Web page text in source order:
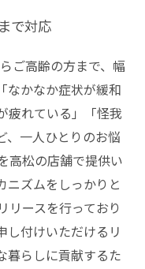
で対応
ご高齢の方まで、幅
なかなか症状が緩和
疲れている」「怪我
、一人ひとりのお悩
高松の店舗で提供い
ニズムをしっかりと
リースを行っており
し付けいただけるリ
暮らしに貢献するた